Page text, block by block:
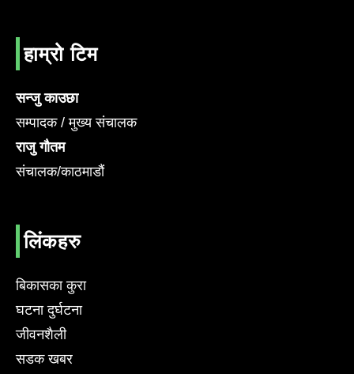
हाम्रो टिम
सन्जु काउछा
सम्पादक / मुख्य संचालक
राजु गौतम
संचालक/काठमाडौं
लिंकहरु
बिकासका कुरा
घटना दुर्घटना
जीवनशैली
सडक खबर